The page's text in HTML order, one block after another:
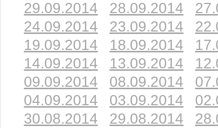
29.09.2014 28.09.2014
24.09.2014
23.09.2014
19.09.2014
18.09.2014
14.09.2014
13.09.2014
09.09.2014
08.09.2014
04.09.2014
03.09.2014
30.08.2014
29.08.2014